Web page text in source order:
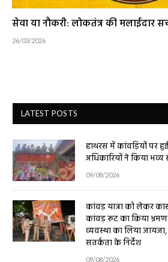
सेवा या नौकरी: लोकतंत्र की मलाईदार
26/03/2026
LATEST POSTS
हाथरस में कांवड़ियों पर
अधिकारियों ने किया भव्य
09/08/2026
कांवड़ यात्रा को लेकर
कांवड़ रूट का किया भ्रमण
व्यवस्था का लिया
सतर्कता के निर्देश
09/08/2026